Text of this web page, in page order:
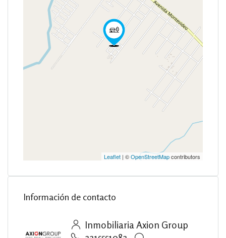
Leaflet | ©OpenStreetMapcontributors
Información de contacto
Inmobiliaria Axion Group